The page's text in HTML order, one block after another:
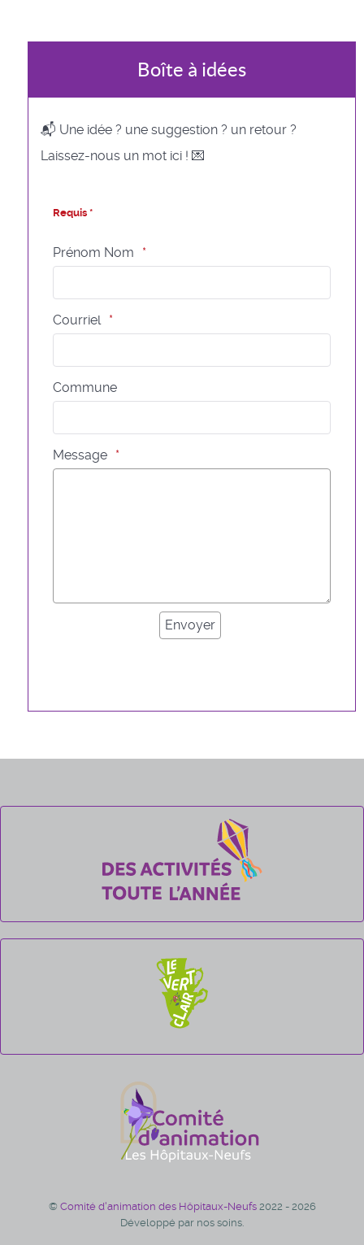
Boîte à idées
📬 Une idée ? une suggestion ? un retour ?
Laissez-nous un mot ici ! 💌
Requis *
Prénom Nom
Courriel
Commune
Message
© Comité d'animation des Hôpitaux-Neufs 2022 - 2026
Développé par nos soins.